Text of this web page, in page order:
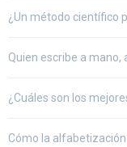
¿Un método científico
Quien escribe a
¿Cuáles son los
Cómo la